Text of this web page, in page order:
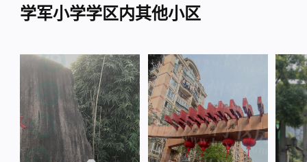
学军小学学区内其他小区